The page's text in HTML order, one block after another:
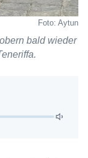
Foto: Aytun
bald wieder